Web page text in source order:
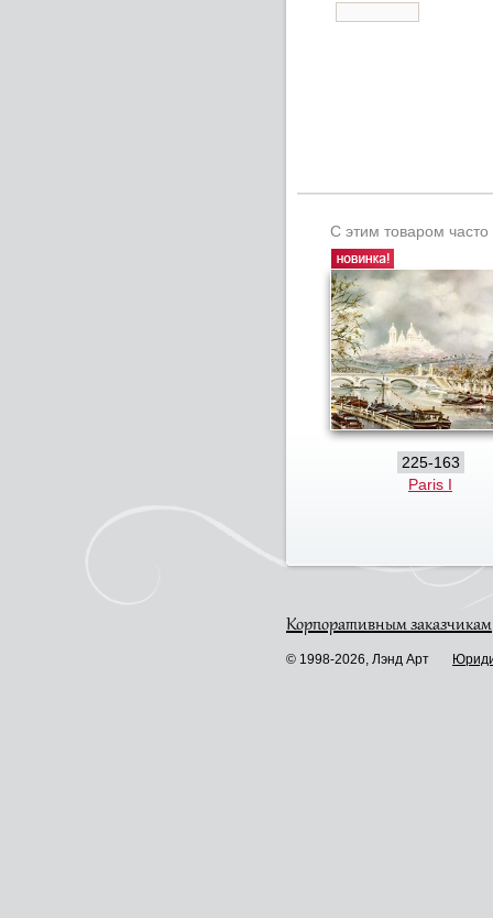
С этим товаром часто
225-163
Paris I
Корпоративным заказчикам
© 1998-2026, Лэнд Арт